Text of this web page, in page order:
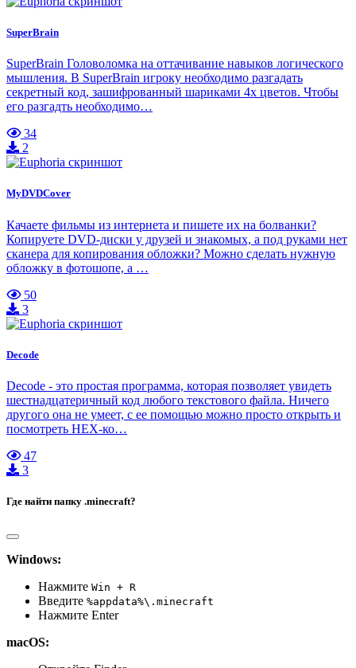
SuperBrain
SuperBrain Головоломка на оттачивание навыков логического
мышления. В SuperBrain игроку необходимо разгадать
секретный код, зашифрованный шариками 4х цветов. Чтобы
его разгадть необходимо…
34
2
MyDVDCover
Качаете фильмы из интернета и пишете их на болванки?
Копируете DVD-диски у друзей и знакомых, а под руками нет
сканера для копирования обложки? Можно сделать нужную
обложку в фотошопе, а …
50
3
Decode
Decode - это простая программа, которая позволяет увидеть
шестнадцатеричный код любого текстового файла. Ничего
другого она не умеет, с ее помощью можно просто открыть и
посмотреть HEX-ко…
47
3
Где найти папку .minecraft?
Windows:
Нажмите Win + R
Введите %appdata%\.minecraft
Нажмите Enter
macOS: